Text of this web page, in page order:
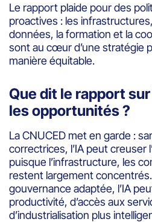
Le rapport plaide pour des
proactives : les
données, la formation et la
sont au cœur d’une stratégie
manière équitable.
Que dit le rapport
les opportunités ?
La CNUCED met en garde :
correctrices, l’IA peut creuser
puisque l’infrastructure, les
restent largement
gouvernance adaptée, l’IA
productivité, d’accès aux
d’industrialisation plus